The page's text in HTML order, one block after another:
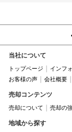
当社について
トップページ インフ
お客様の声
会社概要
売却コンテンツ
売却について 売却の
地域から探す